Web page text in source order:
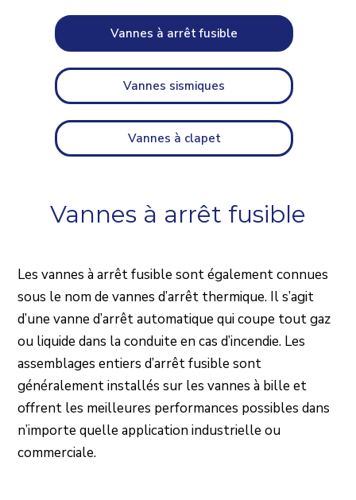
Vannes à arrêt fusible
Vannes sismiques
Vannes à clapet
Vannes à arrêt fusible
Les vannes à arrêt fusible sont également connues
sous le nom de vannes d’arrêt thermique. Il s’agit
d’une vanne d’arrêt automatique qui coupe tout gaz
ou liquide dans la conduite en cas d’incendie. Les
assemblages entiers d’arrêt fusible sont
généralement installés sur les vannes à bille et
offrent les meilleures performances possibles dans
n’importe quelle application industrielle ou
commerciale.